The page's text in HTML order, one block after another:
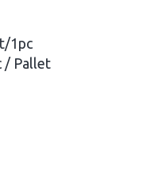
1pc
/ Pallet